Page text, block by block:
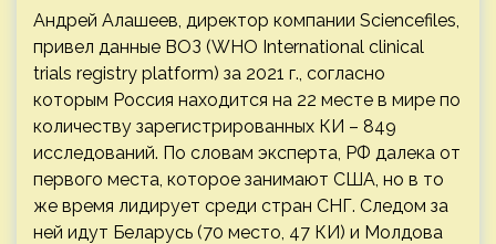
Андрей Алашеев, директор компании Sciencefiles,
привел данные ВОЗ (WHO International clinical
trials registry platform) за 2021 г., согласно
которым Россия находится на 22 месте в мире по
количеству зарегистрированных КИ – 849
исследований. По словам эксперта, РФ далека от
первого места, которое занимают США, но в то
же время лидирует среди стран СНГ. Следом за
ней идут Беларусь (70 место, 47 КИ) и Молдова